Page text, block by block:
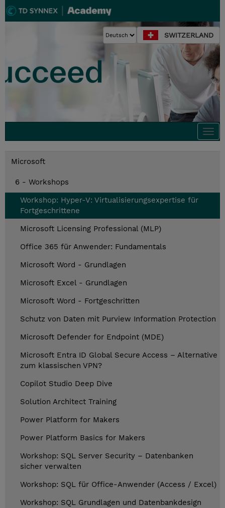
SWITZERLAND
Microsoft
6 - Workshops
Workshop: Hyper-V: Virtualisierungsexpertise für
Fortgeschrittene
Microsoft Licensing Professional (MLP)
Office 365 für Anwender: Fundamentals
Microsoft Word - Grundlagen
Microsoft Excel - Grundlagen
Microsoft Word - Fortgeschritten
Schutz von Daten mit Purview Information Protection
Microsoft Defender for Endpoint (MDE)
Microsoft Entra ID Global Secure Access – Alternative
zum klassischen VPN?
Copilot Studio Deep Dive
Solution Architect Training
Power Platform for Makers
Power Platform Basics for Makers
Workshop: SQL Server Security – Datenbanken
sicher verwalten
Workshop: SQL für Office-Anwender (Access / Excel)
Workshop: SQL Grundlagen und Datenbankdesign